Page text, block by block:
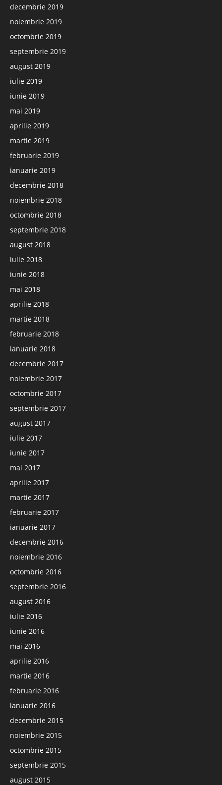
decembrie 2019
noiembrie 2019
octombrie 2019
septembrie 2019
august 2019
iulie 2019
iunie 2019
mai 2019
aprilie 2019
martie 2019
februarie 2019
ianuarie 2019
decembrie 2018
noiembrie 2018
octombrie 2018
septembrie 2018
august 2018
iulie 2018
iunie 2018
mai 2018
aprilie 2018
martie 2018
februarie 2018
ianuarie 2018
decembrie 2017
noiembrie 2017
octombrie 2017
septembrie 2017
august 2017
iulie 2017
iunie 2017
mai 2017
aprilie 2017
martie 2017
februarie 2017
ianuarie 2017
decembrie 2016
noiembrie 2016
octombrie 2016
septembrie 2016
august 2016
iulie 2016
iunie 2016
mai 2016
aprilie 2016
martie 2016
februarie 2016
ianuarie 2016
decembrie 2015
noiembrie 2015
octombrie 2015
septembrie 2015
august 2015